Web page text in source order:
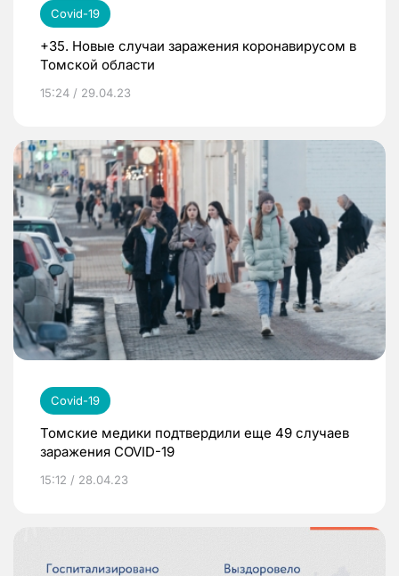
Covid-19
+35. Новые случаи заражения коронавирусом в
Томской области
15:24 / 29.04.23
Covid-19
Томские медики подтвердили еще 49 случаев
заражения COVID-19
15:12 / 28.04.23